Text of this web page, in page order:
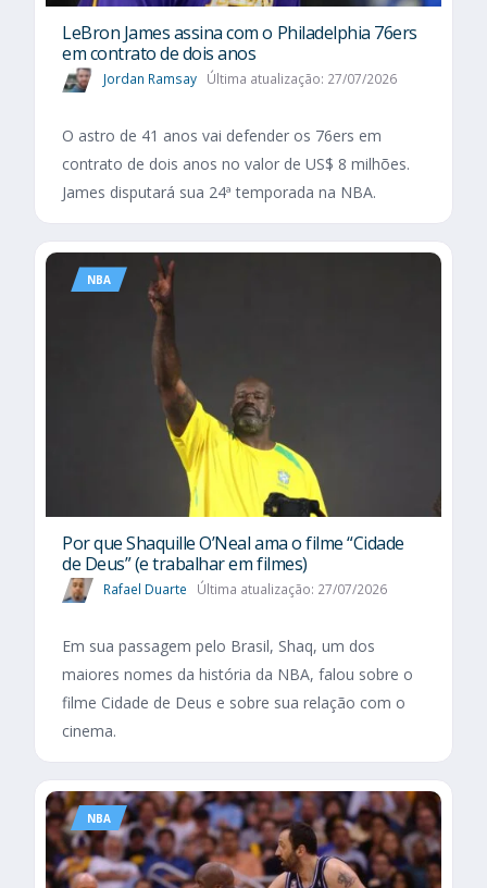
LeBron James assina com o Philadelphia 76ers
em contrato de dois anos
Jordan Ramsay Última atualização: 27/07/2026
O astro de 41 anos vai defender os 76ers em
contrato de dois anos no valor de US$ 8 milhões.
James disputará sua 24ª temporada na NBA.
NBA
Por que Shaquille O’Neal ama o filme “Cidade
de Deus” (e trabalhar em filmes)
Rafael Duarte Última atualização: 27/07/2026
Em sua passagem pelo Brasil, Shaq, um dos
maiores nomes da história da NBA, falou sobre o
filme Cidade de Deus e sobre sua relação com o
cinema.
NBA